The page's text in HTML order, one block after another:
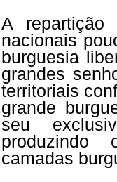
A
nacionais
burguesia
grandes
territoriais
grande
seu
produzindo
camadas